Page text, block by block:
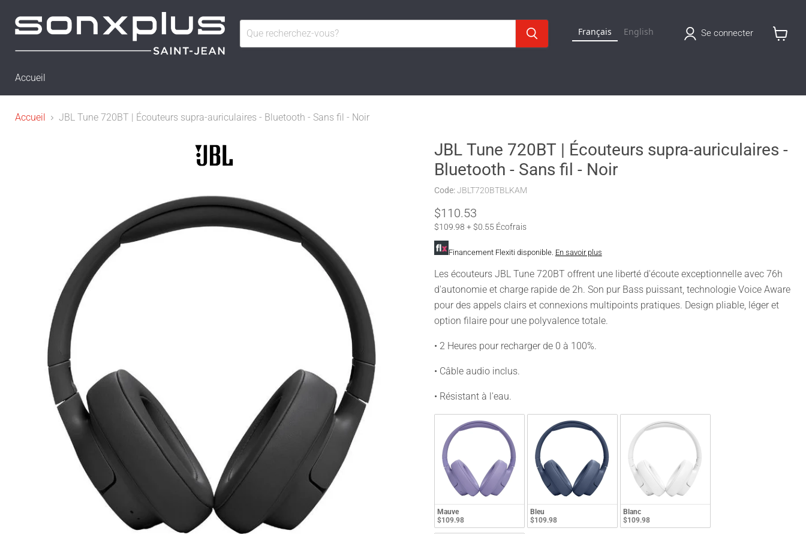
Français English Se connecter
Accueil
Accueil JBL Tune 720BT | Écouteurs supra-auriculaires - Bluetooth - Sans fil - Noir
JBL Tune 720BT | Écouteurs supra-auriculaires -
Bluetooth - Sans fil - Noir
Code: JBLT720BTBLKAM
$110.53
$109.98 + $0.55 Écofrais
Financement Flexiti disponible. En savoir plus
Les écouteurs JBL Tune 720BT offrent une liberté d'écoute exceptionnelle avec 76h
d'autonomie et charge rapide de 2h. Son pur Bass puissant, technologie Voice Aware
pour des appels clairs et connexions multipoints pratiques. Design pliable, léger et
option filaire pour une polyvalence totale.
• 2 Heures pour recharger de 0 à 100%.
• Câble audio inclus.
• Résistant à l'eau.
Mauve
$109.98
Bleu
$109.98
Blanc
$109.98